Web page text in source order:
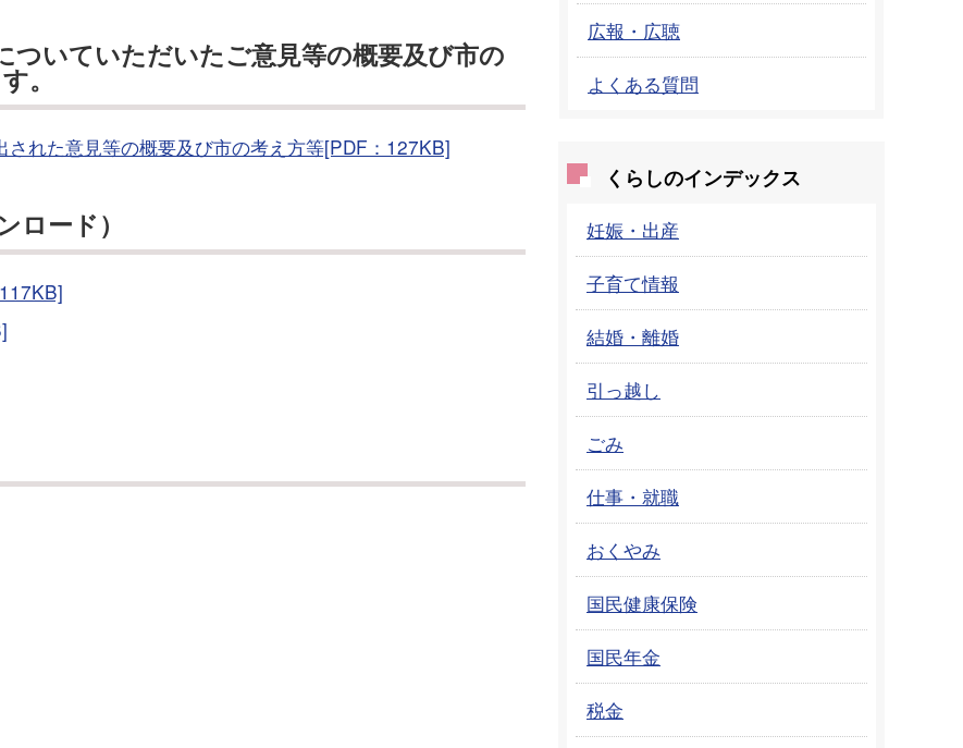
いていただいたご意見等の概要及び市の
。
された意見等の概要及び市の考え方等[PDF：127KB]
ード）
広報・広聴
よくある質問
くらしのインデックス
妊娠・出産
子育て情報
結婚・離婚
引っ越し
ごみ
仕事・就職
おくやみ
国民健康保険
国民年金
税金